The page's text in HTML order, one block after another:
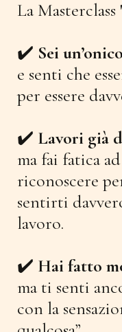
La Masterclass
✔️ Sei
e senti che
per essere
✔️ Lavori già
ma fai fatica
riconoscere
sentirti
lavoro.
✔️ Hai fatto
ma ti senti
con la